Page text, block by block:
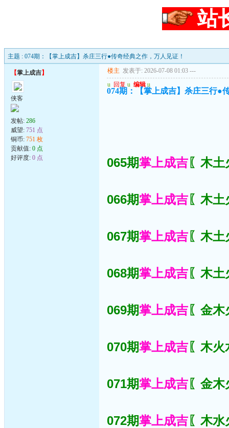
站
主题 : 074期：【掌上成吉】杀庄三行●传奇经典之作，万人见证！
【掌上成吉】
侠客
发帖: 286
威望: 751 点
铜币: 751 枚
贡献值: 0 点
好评度: 0 点
楼主 发表于: 2026-07-08 01:03 ---
u 回复 u 编辑 u
074期：【掌上成吉】杀庄三行●
065期掌上成吉 〖木
066期掌上成吉 〖木
067期掌上成吉 〖木
068期掌上成吉 〖木
069期掌上成吉 〖金
070期掌上成吉 〖木
071期掌上成吉 〖金
072期掌上成吉 〖木